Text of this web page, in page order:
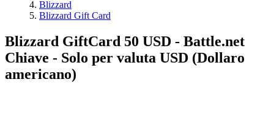
Blizzard
Blizzard Gift Card
Blizzard GiftCard 50 USD - Battle.net
Chiave - Solo per valuta USD (Dollaro
americano)